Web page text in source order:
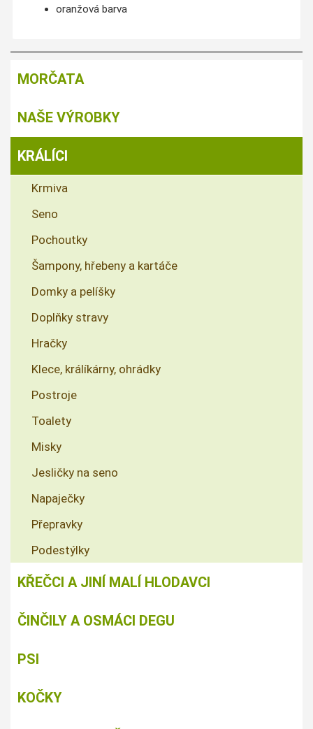
oranžová barva
MORČATA
NAŠE VÝROBKY
KRÁLÍCI
Krmiva
Seno
Pochoutky
Šampony, hřebeny a kartáče
Domky a pelíšky
Doplňky stravy
Hračky
Klece, králíkárny, ohrádky
Postroje
Toalety
Misky
Jesličky na seno
Napaječky
Přepravky
Podestýlky
KŘEČCI A JINÍ MALÍ HLODAVCI
ČINČILY A OSMÁCI DEGU
PSI
KOČKY